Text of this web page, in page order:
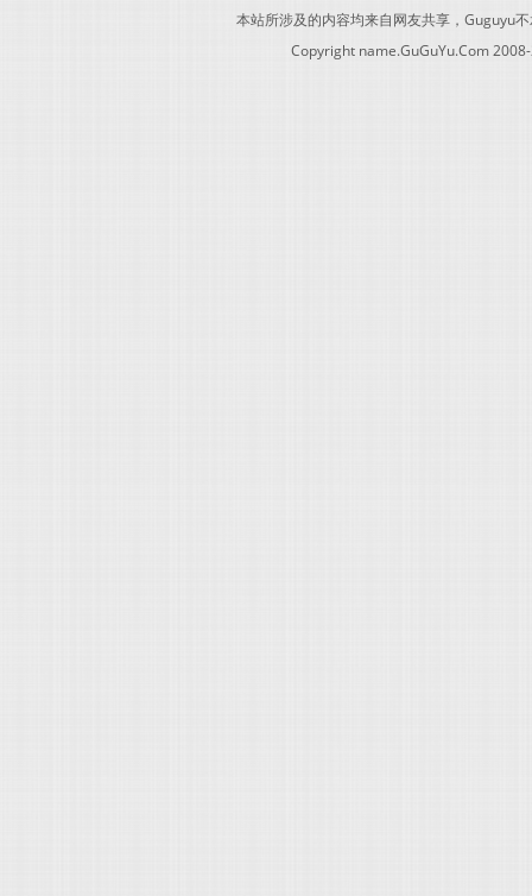
本站所涉及的内容均来自网友共享，Guguyu
Copyright name.GuGuYu.Com